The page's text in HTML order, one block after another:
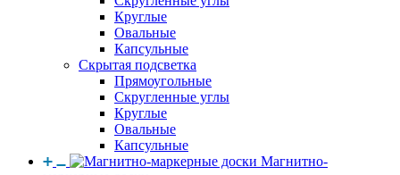
Круглые
Овальные
Капсульные
Скрытая подсветка
Прямоугольные
Скругленные углы
Круглые
Овальные
Капсульные
Магнитно-